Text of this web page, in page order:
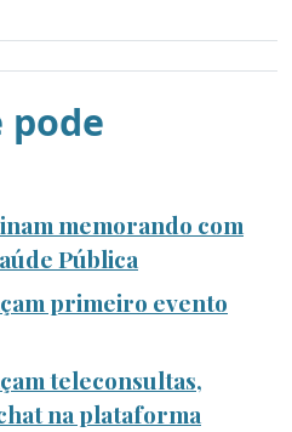
pode
memorando com
Pública
primeiro evento
teleconsultas,
na plataforma